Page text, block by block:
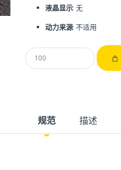
液晶显示: 无
动力来源: 不适用
规范 描述